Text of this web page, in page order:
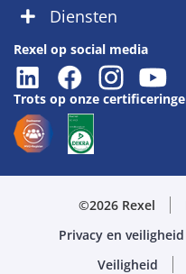
Diensten
Rexel op social media
Trots op onze
©2026 Rexel
Privacy en veiligheid
Veiligheid